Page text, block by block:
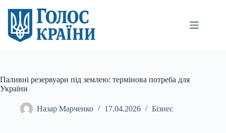
вмісту
Паливні резервуари під землею: термінова потреба для
України
Назар Марченко 17.04.2026 Бізнес